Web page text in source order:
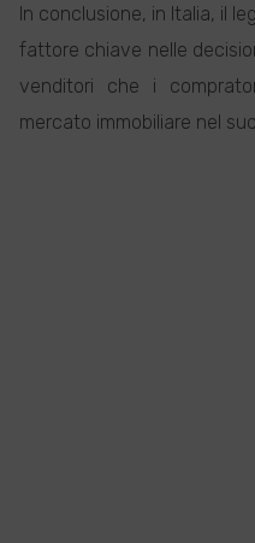
In conclusione, in Italia, il
fattore chiave nelle
venditori che i
mercato immobiliare nel